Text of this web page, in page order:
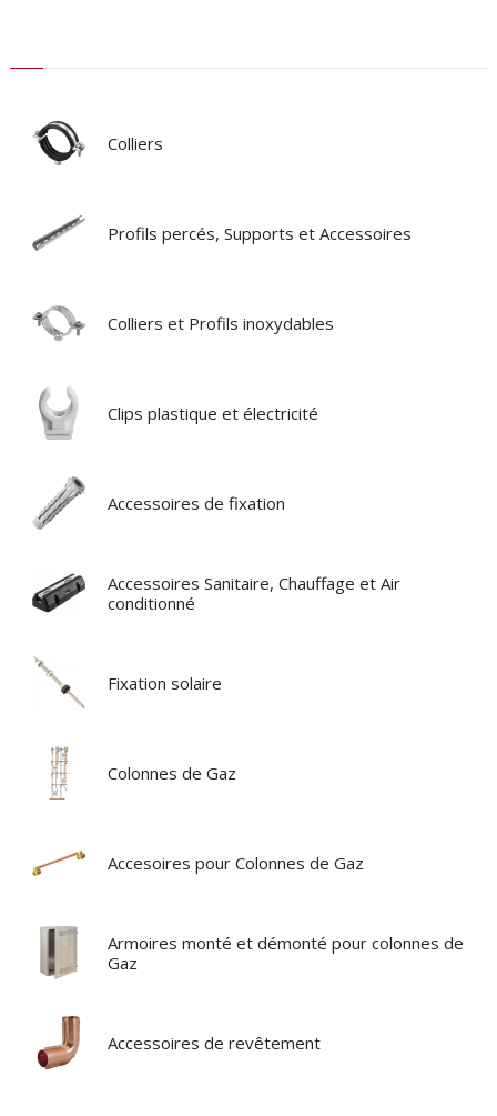
Colliers
Profils percés, Supports et Accessoires
Colliers et Profils inoxydables
Clips plastique et électricité
Accessoires de fixation
Accessoires Sanitaire, Chauffage et Air
conditionné
Fixation solaire
Colonnes de Gaz
Accesoires pour Colonnes de Gaz
Armoires monté et démonté pour colonnes de
Gaz
Accessoires de revêtement